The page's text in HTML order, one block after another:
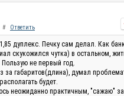
# Ответить
дуплекс. Печку сам делал. Как
скукожился чутка) в остальном,
не первый год.
за габаритов(длина), думал
будет.
неожиданно практичным, "сажаю" за